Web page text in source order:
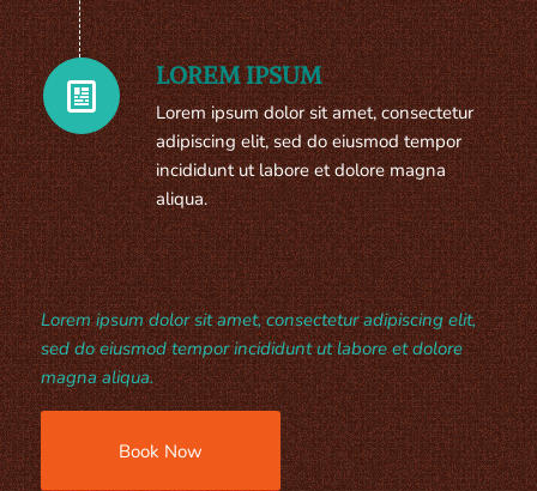
LOREM IPSUM
Lorem ipsum dolor sit amet, consectetur
adipiscing elit, sed do eiusmod tempor
incididunt ut labore et dolore magna
aliqua.
Lorem ipsum dolor sit amet, consectetur adipiscing elit,
sed do eiusmod tempor incididunt ut labore et dolore
magna aliqua.
Book Now